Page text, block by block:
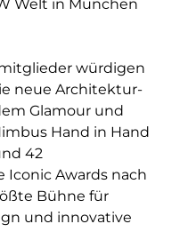
Welt in München
würdigen
neue Architektur-
Glamour und
Hand in Hand
42
Awards nach
Bühne für
und innovative